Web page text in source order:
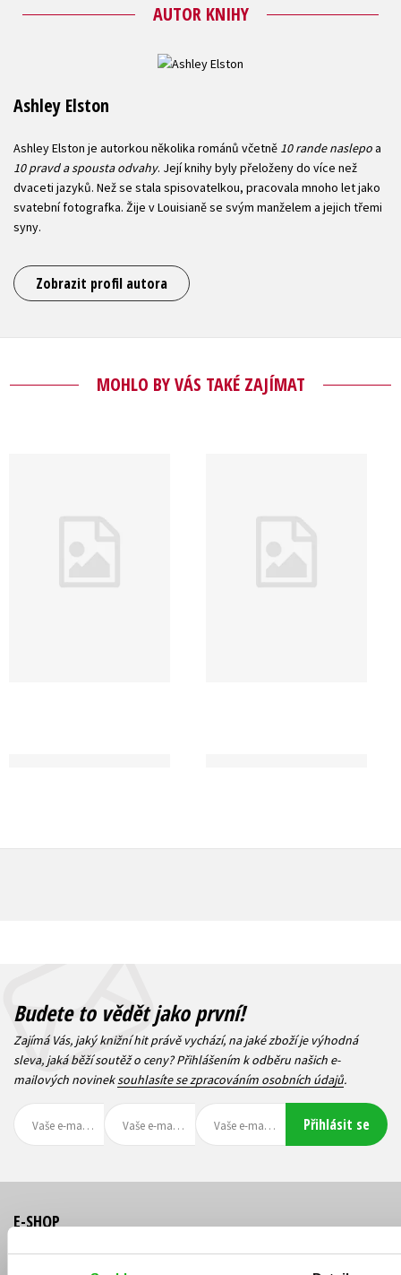
AUTOR KNIHY
Ashley Elston
Ashley Elston je autorkou několika románů včetně 10 rande naslepoa
10 pravd a spousta odvahy. Její knihy byly přeloženy do více než
dvaceti jazyků. Než se stala spisovatelkou, pracovala mnoho let jako
svatební fotografka. Žije v Louisianě se svým manželem a jejich třemi
syny.
Zobrazit profil autora
MOHLO BY VÁS TAKÉ ZAJÍMAT
10 rande naslepo
Ashley Elston
odvahy
Přiznat vinu
Martin Goffa
Michaela Klevisová -
BOX 2
1 352 Kč
Budete to vědět jako první!
Zajímá Vás, jaký knižní hit právě vychází, na jaké zboží je výhodná
sleva, jaká běží soutěž o ceny? Přihlášením k odběru našich e-
mailových novineksouhlasíte se zpracováním osobních údajů.
Přihlásit se
E-SHOP